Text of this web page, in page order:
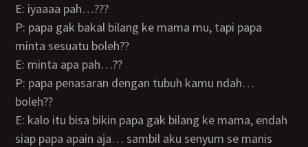
E: iyaaaa pah…???
P: papa gak bakal bilang ke mama mu, tapi papa
minta sesuatu boleh??
E: minta apa pah…??
P: papa penasaran dengan tubuh kamu ndah…
boleh??
E: kalo itu bisa bikin papa gak bilang ke mama, endah
siap papa apain aja… sambil aku senyum se manis